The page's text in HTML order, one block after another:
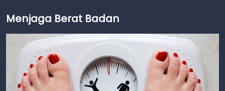
Menjaga Berat Badan